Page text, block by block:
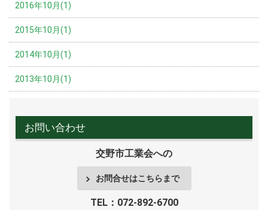
2016年10月(1)
2015年10月(1)
2014年10月(1)
2013年10月(1)
お問い合わせ
交野市工業会への
お問合せはこちらまで
TEL：072-892-6700